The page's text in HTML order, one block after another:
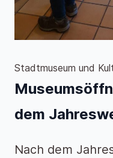
Stadtmuseum und
dem
Nach dem